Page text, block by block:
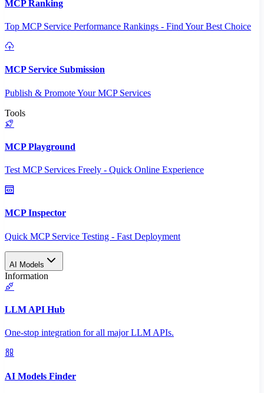
MCP Ranking
Top MCP Service Performance Rankings - Find Your Best Choice
MCP Service Submission
Publish & Promote Your MCP Services
Tools
MCP Playground
Test MCP Services Freely - Quick Online Experience
MCP Inspector
Quick MCP Service Testing - Fast Deployment
AI Models
Information
LLM API Hub
One-stop integration for all major LLM APIs.
AI Models Finder